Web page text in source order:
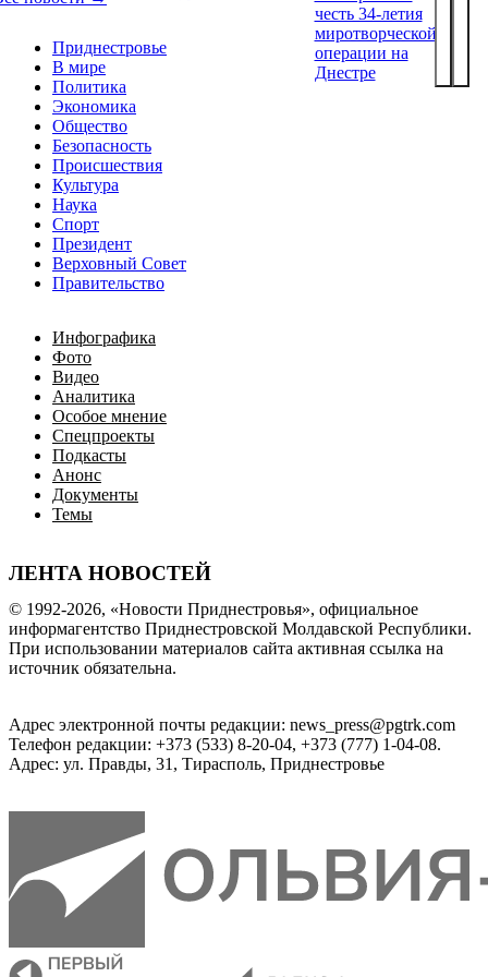
Приднестровье
В мире
Политика
Экономика
Общество
Безопасность
Происшествия
Культура
Наука
Спорт
Президент
Верховный Совет
Правительство
Инфографика
Фото
Видео
Аналитика
Особое мнение
Спецпроекты
Подкасты
Анонс
Документы
Темы
ЛЕНТА НОВОСТЕЙ
честь 34-летия
миротворческой
операции на
Днестре
© 1992-2026, «Новости Приднестровья», официальное
информагентство Приднестровской Молдавской Республики.
При использовании материалов сайта активная ссылка на
источник обязательна.
Адрес электронной почты редакции: news_press@pgtrk.com
Телефон редакции: +373 (533) 8-20-04, +373 (777) 1-04-08.
Адрес: ул. Правды, 31, Тирасполь, Приднестровье